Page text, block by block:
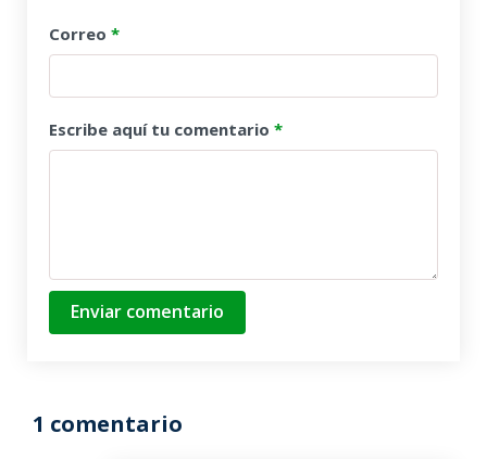
Correo *
Escribe aquí tu comentario *
Enviar comentario
1 comentario